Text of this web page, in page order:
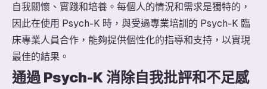
自我關懷、實踐和培養。每個人的情況和需求是獨特的，
因此在使用 Psych-K 時，與受過專業培訓的 Psych-K 臨
床專業人員合作，能夠提供個性化的指導和支持，以實現
最佳的結果。
通過 Psych-K 消除自我批評和不足感